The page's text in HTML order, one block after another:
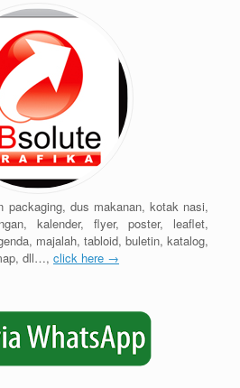
packaging, dus makanan, kotak nasi,
kalender, flyer, poster, leaflet,
majalah, tabloid, buletin, katalog,
dll…, click here →